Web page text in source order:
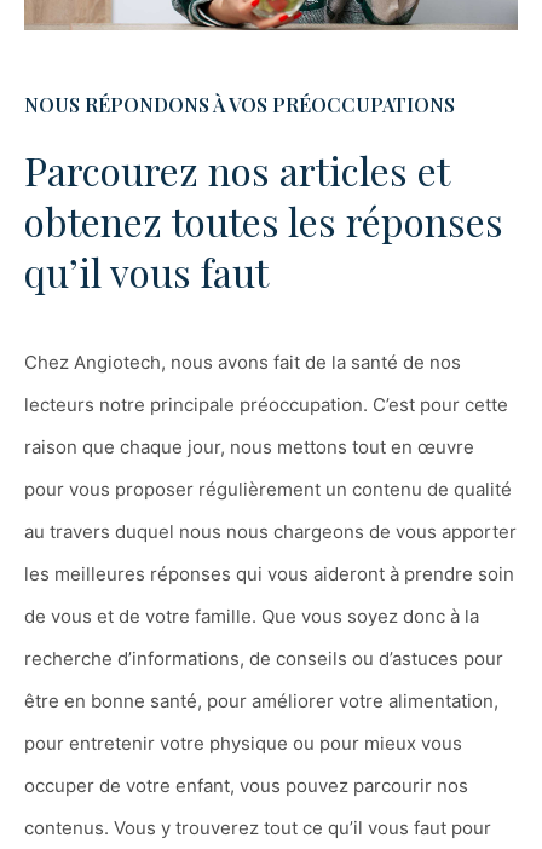
NOUS RÉPONDONS À VOS PRÉOCCUPATIONS
Parcourez nos articles et
obtenez toutes les réponses
qu’il vous faut
Chez Angiotech, nous avons fait de la santé de nos
lecteurs notre principale préoccupation. C’est pour cette
raison que chaque jour, nous mettons tout en œuvre
pour vous proposer régulièrement un contenu de qualité
au travers duquel nous nous chargeons de vous apporter
les meilleures réponses qui vous aideront à prendre soin
de vous et de votre famille. Que vous soyez donc à la
recherche d’informations, de conseils ou d’astuces pour
être en bonne santé, pour améliorer votre alimentation,
pour entretenir votre physique ou pour mieux vous
occuper de votre enfant, vous pouvez parcourir nos
contenus. Vous y trouverez tout ce qu’il vous faut pour